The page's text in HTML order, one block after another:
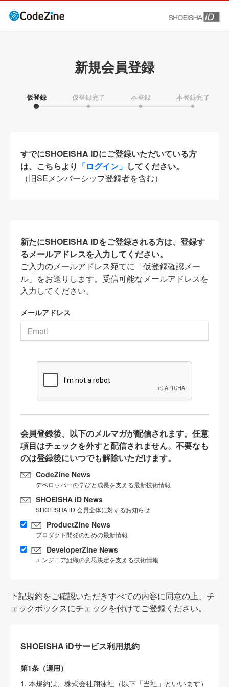
新規会員登録
仮登録 仮登録完了 本登録 本登録完了
すでにSHOEISHA iDにご登録いただいている方
は、こちらより 「ログイン」 してください。
（旧SEメンバーシップ登録者を含む）
新たにSHOEISHA iDをご登録される方は、登録す
るメールアドレスを入力してください。
ご入力のメールアドレス宛てに「仮登録確認メー
ル」をお送りします。受信可能なメールアドレスを
入力してください。
メールアドレス
会員登録後、以下のメルマガが配信されます。任意
項目はチェックを外すと配信されません。不要なも
のは登録後にいつでも解除いただけます。
CodeZine News
デベロッパーの学びと成長を支える最新技術情報
SHOEISHA iD News
SHOEISHA iD 会員全体に対するお知らせ
ProductZine News
プロダクト開発のための最新情報
DeveloperZine News
エンジニア組織の意思決定を支える技術情報
下記規約をご確認いただきすべての内容に同意の上、チ
ェックボックスにチェックを付けてご登録ください。
SHOEISHA iDサービス利用規約
第1条（適用）
1. 本規約は、株式会社翔泳社（以下「当社」といいます）